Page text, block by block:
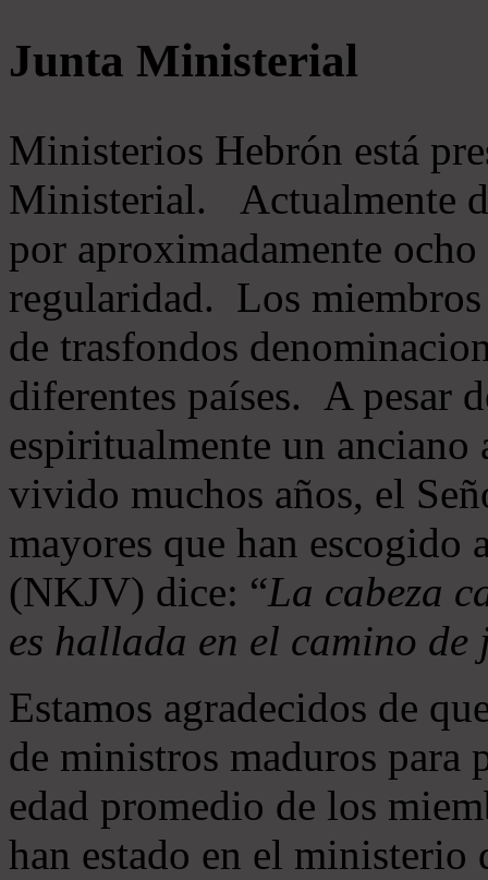
Junta Ministerial
Ministerios Hebrón está
Ministerial. Actualmente
por aproximadamente
regularidad. Los
de trasfondos
diferentes países. A pesar
espiritualmente un
vivido muchos años, el
mayores que han
(NKJV) dice: “La cabeza
es hallada en el camino de
Estamos agradecidos de
de ministros maduros
edad promedio de los
han estado en el ministerio